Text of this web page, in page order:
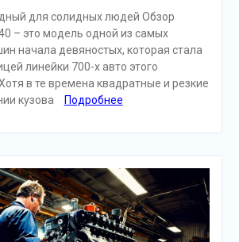
для солидных людей Обзор
– это модель одной из самых
начала девяностых, которая стала
линейки 700-х авто этого
в те времена квадратные и резкие
кузова
Подробнее